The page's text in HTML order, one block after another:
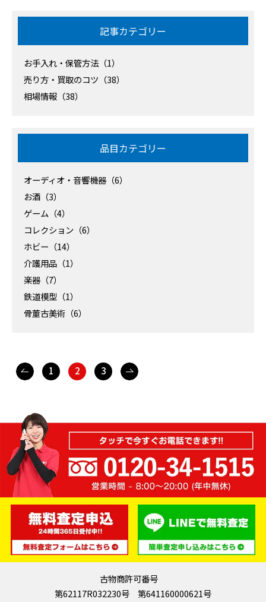
記事カテゴリー
お手入れ・保管方法（1）
売り方・買取のコツ（38）
相場情報（38）
品目カテゴリー
オーディオ・音響機器（6）
お酒（3）
ゲーム（4）
コレクション（6）
ホビー（14）
介護用品（1）
楽器（7）
鉄道模型（1）
骨董古美術（6）
1 2 3
古物商許可番号
第62117R032230号 第641160000621号